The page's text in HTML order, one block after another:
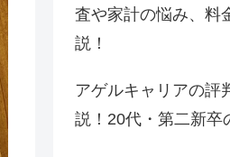
査や家計の悩み、料
説！
アゲルキャリアの評
説！20代・第二新卒